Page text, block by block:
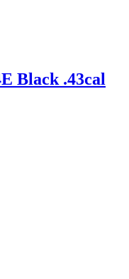
Black .43cal